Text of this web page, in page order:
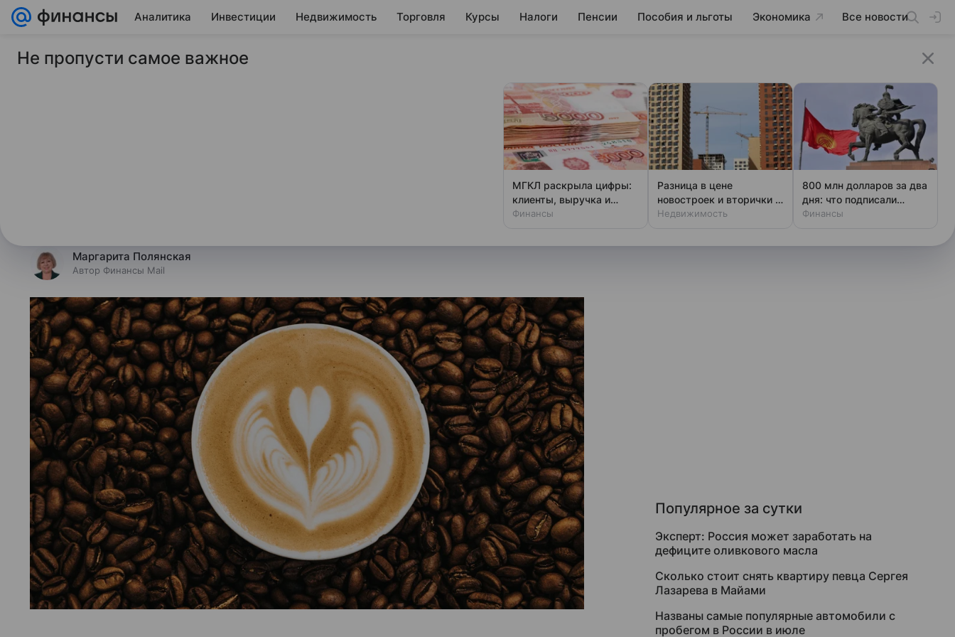
Аналитика Инвестиции Недвижимость Торговля Курсы Налоги Пенсии Пособия и льготы Экономика Все новости
9 февраля 2026 Финансы Mail
Бразилия в январе сократила поставки кофе на российский
рынок примерно на треть в годовом выражении, подсчитало РИА
Маргарита Полянская
Автор Финансы Mail
Популярное за сутки
Эксперт: Россия может заработать на
дефиците оливкового масла
Сколько стоит снять квартиру певца Сергея
Лазарева в Майами
Названы самые популярные автомобили с
пробегом в России в июле
Не пропусти самое важное
МГКЛ раскрыла цифры:
клиенты, выручка и
амбициозные планы
Финансы
Разница в цене
новостроек и вторички в
Москве за год выросла
Недвижимость
800 млн долларов за два
дня: что подписали
Киргизия и Россия
Финансы